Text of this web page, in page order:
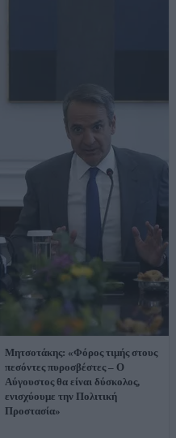
Μητσοτάκης: «Φόρος τιμής στους
πεσόντες πυροσβέστες – Ο
Αύγουστος θα είναι δύσκολος,
ενισχύουμε την Πολιτική
Προστασία»